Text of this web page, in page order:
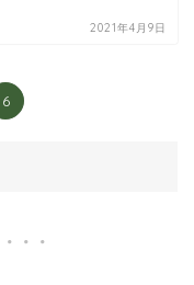
2021年4月9日
6